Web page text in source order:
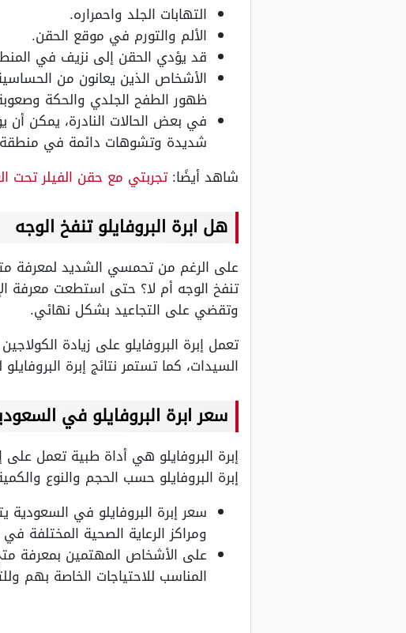
التهابات الجلد واحمراره.
الألم والتورم في موقع الحقن.
قد يؤدي الحقن إلى نزيف في
الأشخاص الذين يعانون من
ظهور الطفح الجلدي والحكة
في بعض الحالات النادرة، يمكن
شديدة وتشوهات دائمة في
شاهد أيضًا:تجربتي مع حقن الفيلر تحت
هل ابرة البروفايلو تنفخ الوجه
على الرغم من تحمسي الشديد لمعرفة
تنفخ الوجه أم لا؟ حتى استطعت معرفة
وتقضي على التجاعيد بشكل نهائي.
تعمل إبرة البروفايلو على زيادة
السيدات، كما تستمر نتائج إبرة البروفايلو لمدة 6 شهور دون حدوث
سعر ابرة البروفايلو في
إبرة البروفايلو هي أداة طبية تعمل
إبرة البروفايلو حسب الحجم والنوع
ومراكز الرعاية الصحية المختلفة
على الأشخاص المهتمين بمعرفة متى
المناسب للاحتياجات الخاصة بهم